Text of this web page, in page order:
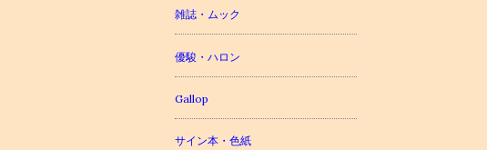
雑誌・ムック
優駿・ハロン
Gallop
サイン本・色紙